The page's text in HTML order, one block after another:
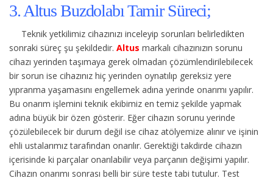
3. Altus Buzdolabı Tamir Süreci;
Teknik yetkilimiz cihazınızı inceleyip sorunları belirledikten
sonraki süreç şu şekildedir. Altus markalı cihazınızın sorunu
cihazı yerinden taşımaya gerek olmadan çözümlendirilebilecek
bir sorun ise cihazınız hiç yerinden oynatılıp gereksiz yere
yıpranma yaşamasını engellemek adına yerinde onarımı yapılır.
Bu onarım işlemini teknik ekibimiz en temiz şekilde yapmak
adına büyük bir özen gösterir. Eğer cihazın sorunu yerinde
çözülebilecek bir durum değil ise cihaz atölyemize alınır ve işinin
ehli ustalarımız tarafından onarılır. Gerektiği takdirde cihazın
içerisinde ki parçalar onarılabilir veya parçanın değişimi yapılır.
Cihazın onarımı sonrası belli bir süre teste tabi tutulur. Test